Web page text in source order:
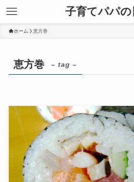
子育てパパの
ホーム 恵方巻
恵方巻 – tag –